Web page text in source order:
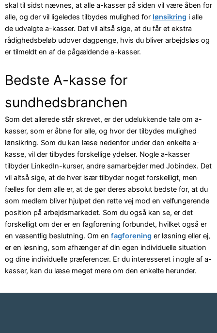
skal til sidst nævnes, at alle a-kasser på siden vil være åben for
alle, og der vil ligeledes tilbydes mulighed for lønsikring i alle
de udvalgte a-kasser. Det vil altså sige, at du får et ekstra
rådighedsbeløb udover dagpenge, hvis du bliver arbejdsløs og
er tilmeldt en af de pågældende a-kasser.
Bedste A-kasse for
sundhedsbranchen
Som det allerede står skrevet, er der udelukkende tale om a-
kasser, som er åbne for alle, og hvor der tilbydes mulighed
lønsikring. Som du kan læse nedenfor under den enkelte a-
kasse, vil der tilbydes forskellige ydelser. Nogle a-kasser
tilbyder LinkedIn-kurser, andre samarbejder med Jobindex. Det
vil altså sige, at de hver især tilbyder noget forskelligt, men
fælles for dem alle er, at de gør deres absolut bedste for, at du
som medlem bliver hjulpet den rette vej mod en velfungerende
position på arbejdsmarkedet. Som du også kan se, er det
forskelligt om der er en fagforening forbundet, hvilket også er
en væsentlig beslutning. Om en fagforening er løsning eller ej,
er en løsning, som afhænger af din egen individuelle situation
og dine individuelle præferencer. Er du interesseret i nogle af a-
kasser, kan du læse meget mere om den enkelte herunder.